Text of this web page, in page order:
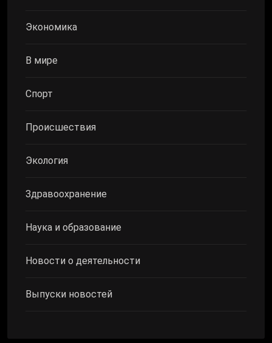
Экономика
В мире
Спорт
Происшествия
Экология
Здравоохранение
Наука и образование
Новости о деятельности
Выпуски новостей